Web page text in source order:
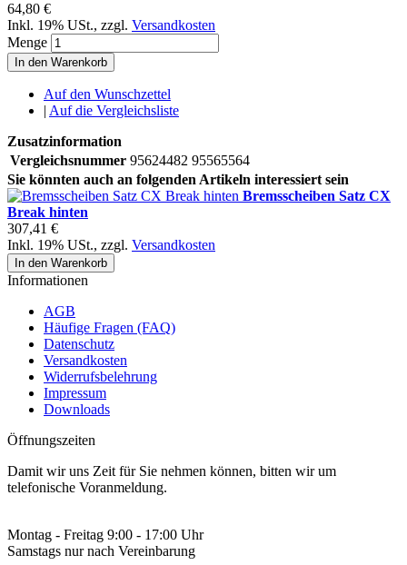
64,80 €
Inkl. 19% USt., zzgl. Versandkosten
Menge
In den Warenkorb
Auf den Wunschzettel
| Auf die Vergleichsliste
Zusatzinformation
Vergleichsnummer 95624482 95565564
Sie könnten auch an folgenden Artikeln interessiert sein
Bremsscheiben Satz CX
Break hinten
307,41 €
Inkl. 19% USt., zzgl. Versandkosten
In den Warenkorb
Informationen
AGB
Häufige Fragen (FAQ)
Datenschutz
Versandkosten
Widerrufsbelehrung
Impressum
Downloads
Öffnungszeiten
Damit wir uns Zeit für Sie nehmen können, bitten wir um
telefonische Voranmeldung.
Montag - Freitag 9:00 - 17:00 Uhr
Samstags nur nach Vereinbarung